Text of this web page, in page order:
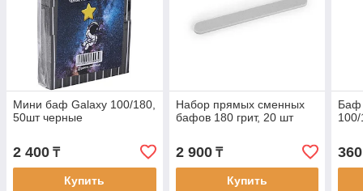
Мини баф Galaxy 100/180,
50шт черные
2 400 ₸
Купить
Набор прямых сменных
бафов 180 грит, 20 шт
2 900₸
Купить
Баф
100/
360